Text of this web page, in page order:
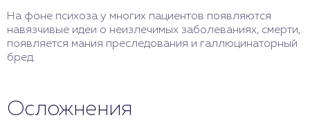
На фоне психоза у многих пациентов появляются
навязчивые идеи о неизлечимых заболеваниях, смерти,
появляется мания преследования и галлюцинаторный
бред.
Осложнения